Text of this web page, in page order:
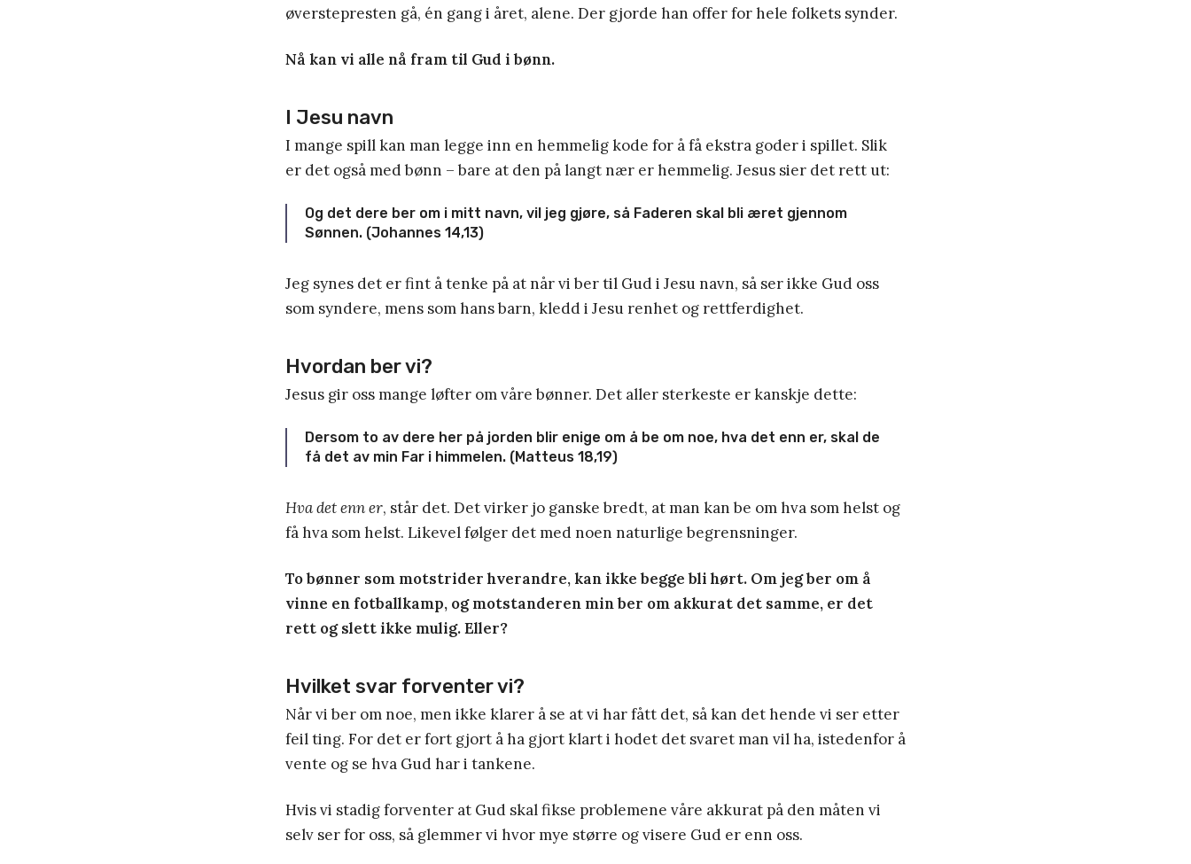
øverstepresten gå, én gang i året, alene. Der gjorde han offer for hele folkets synder.
Nå kan vi alle nå fram til Gud i bønn.
I Jesu navn
I mange spill kan man legge inn en hemmelig kode for å få ekstra goder i spillet. Slik
er det også med bønn – bare at den på langt nær er hemmelig. Jesus sier det rett ut:
Og det dere ber om i mitt navn, vil jeg gjøre, så Faderen skal bli æret gjennom
Sønnen. (Johannes 14,13)
Jeg synes det er fint å tenke på at når vi ber til Gud i Jesu navn, så ser ikke Gud oss
som syndere, mens som hans barn, kledd i Jesu renhet og rettferdighet.
Hvordan ber vi?
Jesus gir oss mange løfter om våre bønner. Det aller sterkeste er kanskje dette:
Dersom to av dere her på jorden blir enige om å be om noe, hva det enn er, skal de
få det av min Far i himmelen. (Matteus 18,19)
Hva det enn er, står det. Det virker jo ganske bredt, at man kan be om hva som helst og
få hva som helst. Likevel følger det med noen naturlige begrensninger.
To bønner som motstrider hverandre, kan ikke begge bli hørt. Om jeg ber om å
vinne en fotballkamp, og motstanderen min ber om akkurat det samme, er det
rett og slett ikke mulig. Eller?
Hvilket svar forventer vi?
Når vi ber om noe, men ikke klarer å se at vi har fått det, så kan det hende vi ser etter
feil ting. For det er fort gjort å ha gjort klart i hodet det svaret man vil ha, istedenfor å
vente og se hva Gud har i tankene.
Hvis vi stadig forventer at Gud skal fikse problemene våre akkurat på den måten vi
selv ser for oss, så glemmer vi hvor mye større og visere Gud er enn oss.